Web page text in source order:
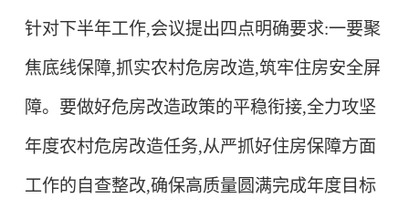
针对下半年工作,会议提出四点明确要求:一要聚
焦底线保障,抓实农村危房改造,筑牢住房安全屏
障。 要做好危房改造政策的平稳衔接,全力攻坚
年度农村危房改造任务,从严抓好住房保障方面
工作的自查整改,确保高质量圆满完成年度目标